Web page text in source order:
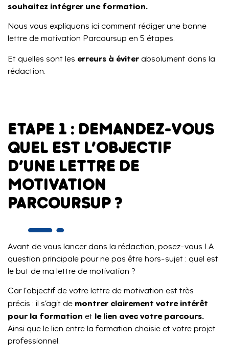
souhaitez intégrer une formation.
Nous vous expliquons ici comment rédiger une bonne
lettre de motivation Parcoursup en 5 étapes.
Et quelles sont les erreurs à éviter absolument dans la
rédaction.
ETAPE 1 : DEMANDEZ-VOUS
QUEL EST L’OBJECTIF
D’UNE LETTRE DE
MOTIVATION
PARCOURSUP ?
Avant de vous lancer dans la rédaction, posez-vous LA
question principale pour ne pas être hors-sujet : quel est
le but de ma lettre de motivation ?
Car l’objectif de votre lettre de motivation est très
précis : il s’agit de montrer clairement votre intérêt
pour la formation et le lien avec votre parcours.
Ainsi que le lien entre la formation choisie et votre projet
professionnel.